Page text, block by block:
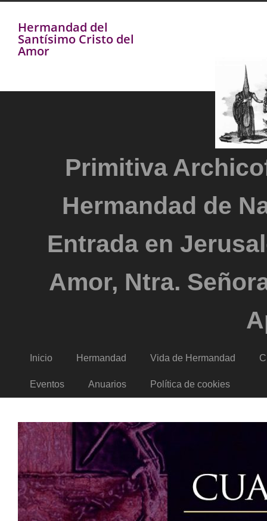
Hermandad del
Santísimo Cristo del
Amor
Primitiva
Hermandad de
Entrada en
Amor, Ntra.
Inicio Hermandad Vida de Hermandad
Eventos Anuarios Política de cookies